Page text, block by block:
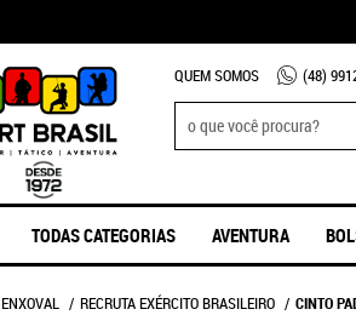
QUEM SOMOS (48)
TODAS CATEGORIAS AVENTURA
ENXOVAL RECRUTA EXÉRCITO BRASILEIRO CINTO